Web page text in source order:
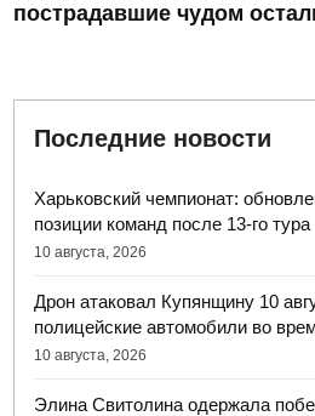
пострадавшие чудом
Последние новости
Харьковский чемпионат:
позиции команд после 13-го тура
10 августа, 2026
Дрон атаковал Купянщину 10
полицейские автомобили во
10 августа, 2026
Элина Свитолина одержала